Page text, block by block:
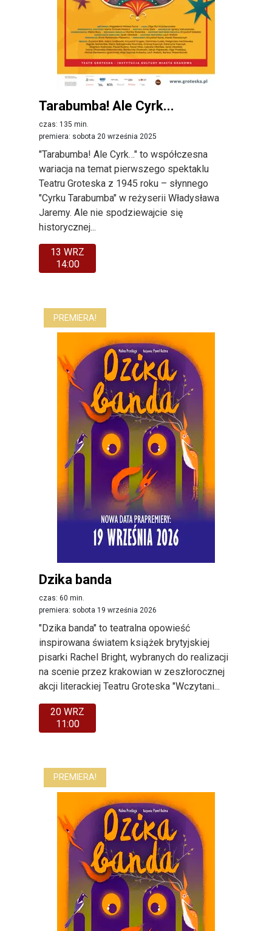
Tarabumba! Ale Cyrk...
czas: 135 min.
premiera: sobota 20 września 2025
"Tarabumba! Ale Cyrk…" to współczesna
wariacja na temat pierwszego spektaklu
Teatru Groteska z 1945 roku – słynnego
"Cyrku Tarabumba" w reżyserii Władysława
Jaremy. Ale nie spodziewajcie się
historycznej...
13 WRZ
14:00
PREMIERA!
Dzika banda
czas: 60 min.
premiera: sobota 19 września 2026
"Dzika banda" to teatralna opowieść
inspirowana światem książek brytyjskiej
pisarki Rachel Bright, wybranych do realizacji
na scenie przez krakowian w zeszłorocznej
akcji literackiej Teatru Groteska "Wczytani...
20 WRZ
11:00
PREMIERA!